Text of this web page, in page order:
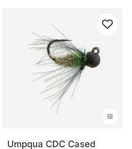
Umpqua CDC Cased